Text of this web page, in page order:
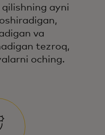
ayni
va
tezroq,
oching.